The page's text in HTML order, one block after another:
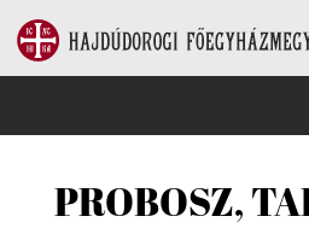
PROBOSZ,